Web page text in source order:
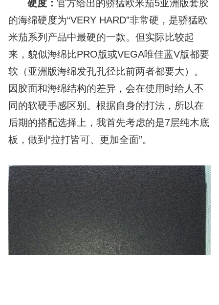
硬度：官方给出的骄猛欧米茄5亚洲版套胶
的海绵硬度为“VERY HARD”非常硬，是骄猛欧
米茄系列产品中最硬的一款。但实际比较起
来，貌似海绵比PRO版或VEGA唯佳蓝V版都要
软（亚洲版海绵发孔孔径比前两者都要大）。
因胶面和海绵结构的差异，会在使用时给人不
同的软硬手感区别。根据自身的打法，所以在
后期的搭配选择上，我首先考虑的是7层纯木底
板，做到“拉打皆可、更加全面”。